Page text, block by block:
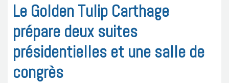
Le Golden Tulip Carthage
prépare deux suites
présidentielles et une salle de
congrès